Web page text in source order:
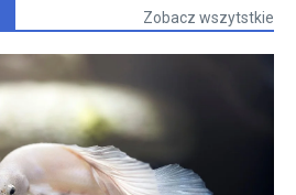
Zobacz wszytstkie